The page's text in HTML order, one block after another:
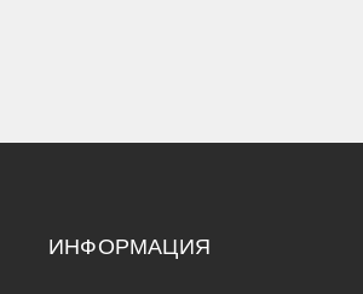
ИНФОРМАЦИЯ